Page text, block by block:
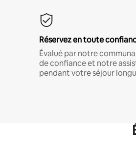
Réservez en toute
Évalué par notre
de confiance et notre
pendant votre séjour